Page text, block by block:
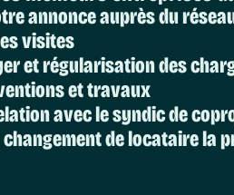
annonce auprès du
visites
et régularisation des
et travaux
avec le syndic de
de locataire la